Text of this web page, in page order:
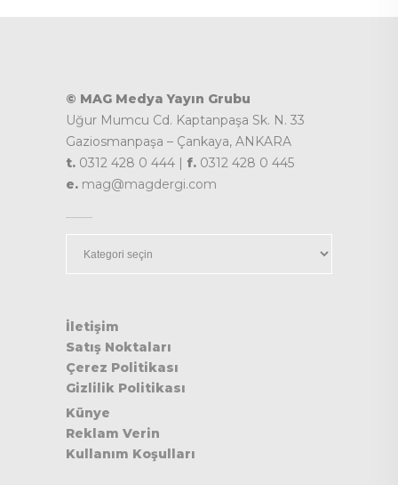
© MAG Medya Yayın Grubu
Uğur Mumcu Cd. Kaptanpaşa Sk. N. 33
Gaziosmanpaşa – Çankaya, ANKARA
t. 0312 428 0 444 | f. 0312 428 0 445
e. mag@magdergi.com
İletişim
Satış Noktaları
Çerez Politikası
Gizlilik Politikası
Künye
Reklam Verin
Kullanım Koşulları